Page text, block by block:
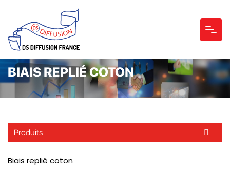
BIAIS REPLIÉ COTON
Produits
Biais replié coton